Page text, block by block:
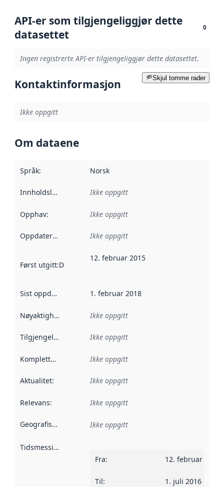
API-er som tilgjengeliggjør dette
datasettet
0
Ingen registrerte API-er tilgjengeliggjør dette datasettet.
Skjul tomme rader
Kontaktinformasjon
Ikke oppgitt
Om dataene
Språk: Norsk
Innholdsleverandører :
Ikke oppgitt
Opphav: Ikke oppgitt
Oppdateringsfrekvens :
Ikke oppgitt
Først utgitt:Denne datoen sier når dataene i dette
12. februar 2015
Sist oppdatert 1. februar 2018
Nøyaktighet Ikke oppgitt
Tilgjengelighet Ikke oppgitt
Kompletthet Ikke oppgitt
Aktualitet: Ikke oppgitt
Relevans: Ikke oppgitt
Geografisk avgrensning :
Ikke oppgitt
Tidsmessig avgrensning
Fra: 12. februar 2015
Til: 1. juli 2016